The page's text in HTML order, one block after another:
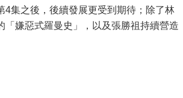
集之後，後續發展更受到期待；除了林
嫌惡式羅曼史」，以及張勝祖持續營造